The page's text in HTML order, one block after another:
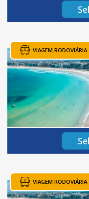
VIAGEM RODOVIÁRIA
VIAGEM RODOVIÁRIA